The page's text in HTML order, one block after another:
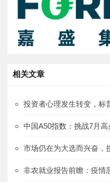
相关文章
投资者心理发生转变，标
中国A50指数：挑战7月高